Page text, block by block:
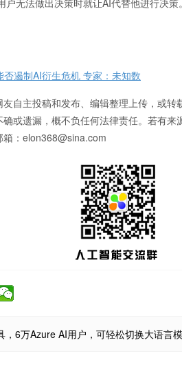
户无法做出决策时就让AI代替他进行决
否遏制AI衍生危机 专家：未知数
自主投稿和发布、编辑整理上传，或
或遗漏，概不负任何法律责任。若有
：elon368@sina.com
，6万Azure AI用户，可轻松切换大语言